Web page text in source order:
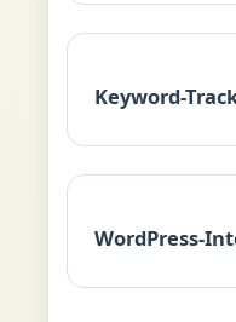
Keyword-
WordPress-